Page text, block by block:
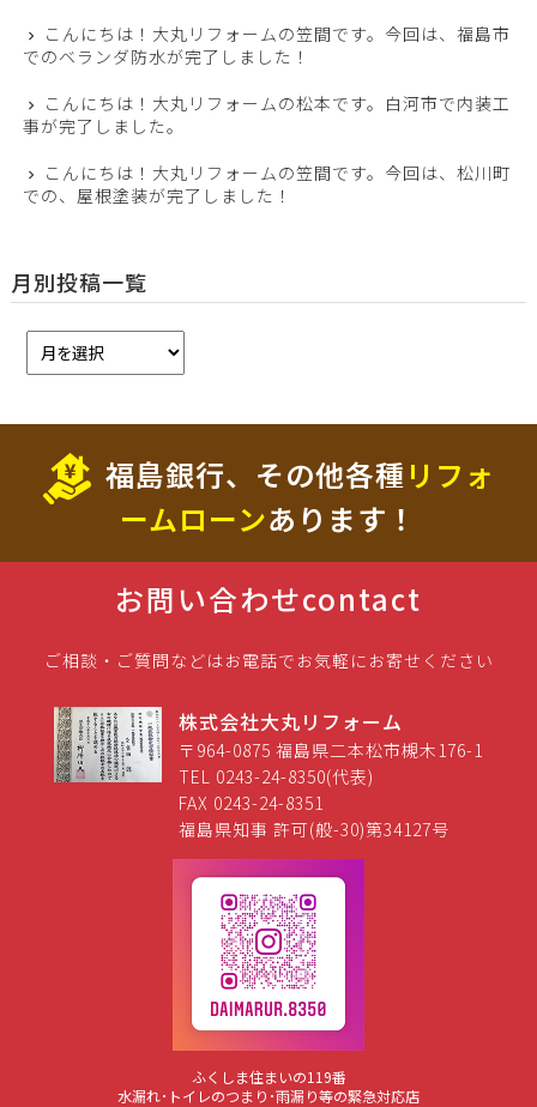
こんにちは！大丸リフォームの笠間です。今回は、福島市
でのベランダ防水が完了しました！
こんにちは！大丸リフォームの松本です。白河市で内装工
事が完了しました。
こんにちは！大丸リフォームの笠間です。今回は、松川町
での、屋根塗装が完了しました！
月別投稿一覧
福島銀行、その他各種 リフォ
ームローンあります！
お問い合わせcontact
ご相談・ご質問などはお電話でお気軽にお寄せください
株式会社大丸リフォーム
〒964-0875 福島県二本松市槻木176-1
TEL 0243-24-8350(代表)
FAX 0243-24-8351
福島県知事 許可(般-30)第34127号
ふくしま住まいの119番
水漏れ･トイレのつまり･雨漏り等の緊急対応店